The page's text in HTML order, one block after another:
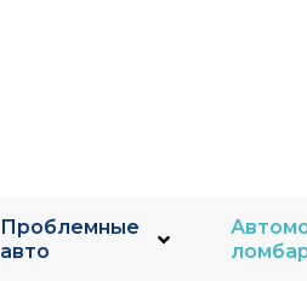
Проблемные
авто